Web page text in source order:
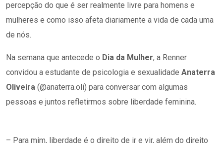
percepção do que é ser realmente livre para homens e
mulheres e como isso afeta diariamente a vida de cada uma
de nós.
Na semana que antecede o Dia da Mulher, a Renner
convidou a estudante de psicologia e sexualidade Anaterra
Oliveira (@​anaterra.oli) para conversar com algumas
pessoas e juntos refletirmos sobre liberdade feminina.
– Para mim, liberdade é o direito de ir e vir, além do direito